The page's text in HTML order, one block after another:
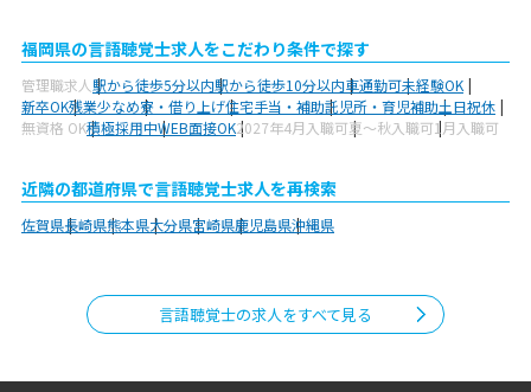
福岡県の言語聴覚士求人をこだわり条件で探す
管理職求人駅から徒歩5分以内駅から徒歩10分以内車通勤可未経験OK
新卒OK残業少なめ寮・借り上げ住宅手当・補助託児所・育児補助土日祝休
無資格 OK積極採用中WEB面接OK2027年4月入職可夏～秋入職可1月入職可
近隣の都道府県で言語聴覚士求人を再検索
佐賀県長崎県熊本県大分県宮崎県鹿児島県沖縄県
言語聴覚士の求人をすべて見る